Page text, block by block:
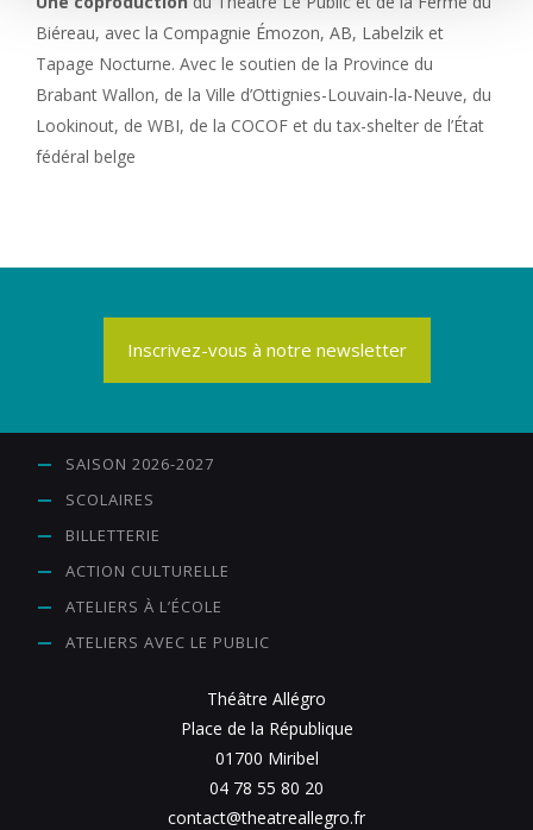
Biéreau, avec la Compagnie Émozon, AB, Labelzik et
Tapage Nocturne. Avec le soutien de la Province du
Brabant Wallon, de la Ville d’Ottignies-Louvain-la-Neuve, du
Lookinout, de WBI, de la COCOF et du tax-shelter de l’État
fédéral belge
Inscrivez-vous à notre newsletter
SAISON 2026-2027
SCOLAIRES
BILLETTERIE
ACTION CULTURELLE
ATELIERS À L’ÉCOLE
ATELIERS AVEC LE PUBLIC
Théâtre Allégro
Place de la République
01700 Miribel
04 78 55 80 20
contact@theatreallegro.fr